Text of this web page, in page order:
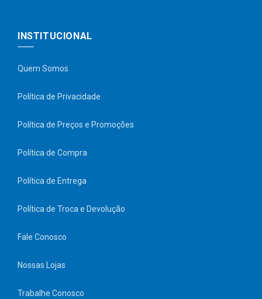
INSTITUCIONAL
Quem Somos
Política de Privacidade
Política de Preços e Promoções
Política de Compra
Política de Entrega
Política de Troca e Devolução
Fale Conosco
Nossas Lojas
Trabalhe Conosco